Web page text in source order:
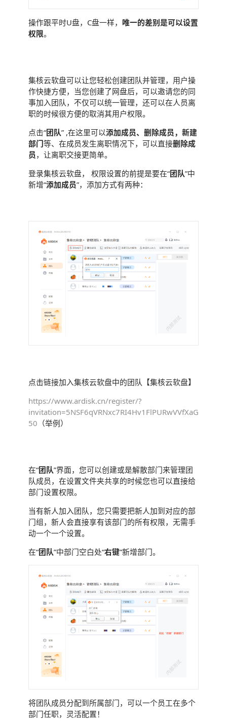
操作跟平时U盘，C盘一样， 唯一的差别是可以设置
权限。
集核云软盘可以让您轻松创建团队并管理，用户操
作快捷方便，当您创建了网盘后，可以邀请您的同
事加入团队，不仅可以统一管理，还可以在人员离
职的时候很方便的取消其用户权限。
点击“团队” ,在这里可以添加成员、删除成员，新建
部门等、在成员发生离职情况下，可以直接删除成
员 ，让离职交接更简单。
登录集核云软盘， 权限设置的前提是要在“团队”中
新增“添加成员”，添加方式有两种：
点击链接加入集核云软盘中的团队【集核云软盘】
https://www.ardisk.cn/register/?
invitation=5NSF6qVRNxc7RI4Hv1FlPURwVVfXaG
50 （举例）
在“团队”界面，您可以创建或是解散部门来管理团
队成员，在设置文件夹共享的时候您也可以直接给
部门设置权限。
当有新人加入团队，您只需要把新人加到对应的部
门组，新人会直接享有该部门的所有权限，无需手
动一个一个设置。
在“团队”中部门空白处“右键”新增部门。
将团队成员分配到所属部门，可以一个员工在多个
部门任职，灵活配置！